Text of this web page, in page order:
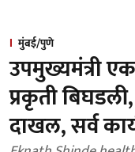
मुंबई/पुणे
उपमुख्यमंत्री
प्रकृती
दाखल, सर्व